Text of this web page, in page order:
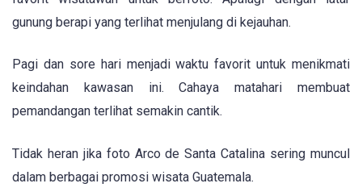
gunung berapi yang terlihat menjulang di kejauhan.
Pagi dan sore hari menjadi waktu favorit untuk menikmati
keindahan kawasan ini. Cahaya matahari membuat
pemandangan terlihat semakin cantik.
Tidak heran jika foto Arco de Santa Catalina sering muncul
dalam berbagai promosi wisata Guatemala.